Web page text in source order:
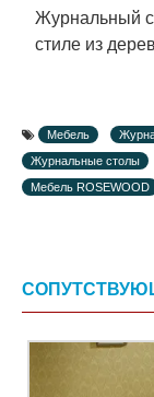
Журнальный
стиле из
Мебель
Журнальные столы
Мебель ROSEWOOD